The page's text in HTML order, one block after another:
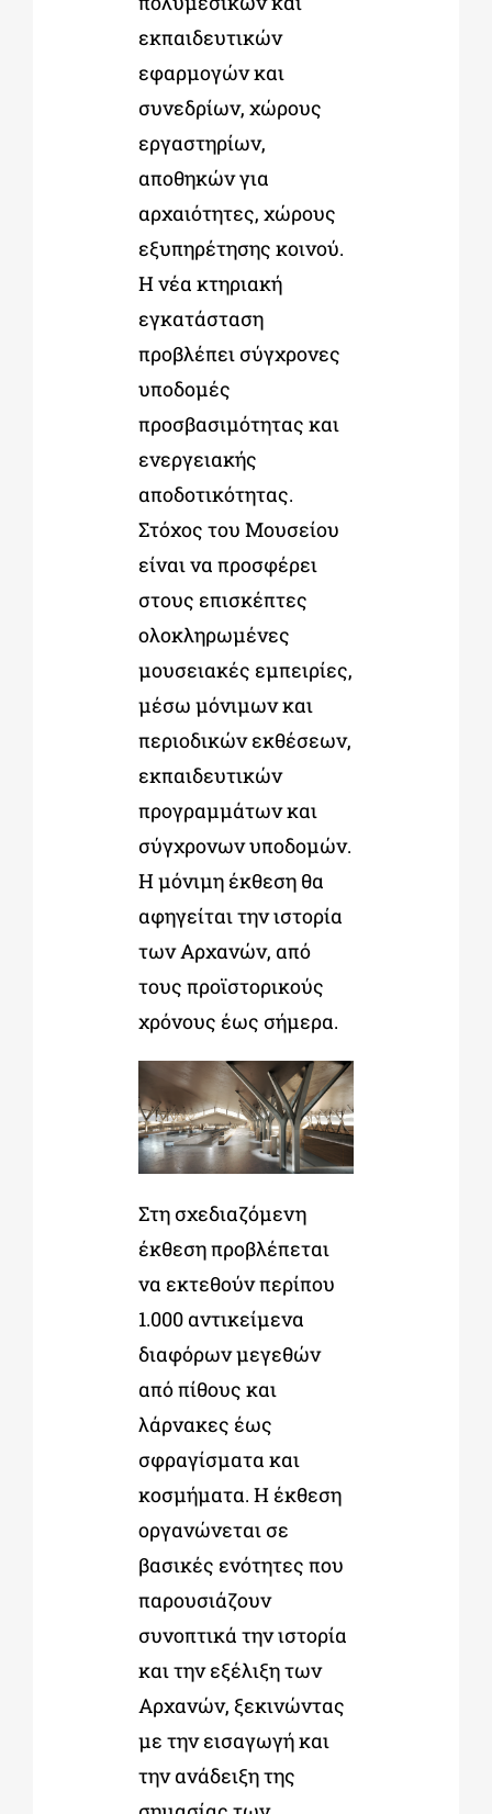
εκπαιδευτικών
εφαρμογών και
συνεδρίων, χώρους
εργαστηρίων,
αποθηκών για
αρχαιότητες, χώρους
εξυπηρέτησης κοινού.
Η νέα κτηριακή
εγκατάσταση
προβλέπει σύγχρονες
υποδομές
προσβασιμότητας και
ενεργειακής
αποδοτικότητας.
Στόχος του Μουσείου
είναι να προσφέρει
στους επισκέπτες
ολοκληρωμένες
μουσειακές εμπειρίες,
μέσω μόνιμων και
περιοδικών εκθέσεων,
εκπαιδευτικών
προγραμμάτων και
σύγχρονων υποδομών.
Η μόνιμη έκθεση θα
αφηγείται την ιστορία
των Αρχανών, από
τους προϊστορικούς
χρόνους έως σήμερα.
Στη σχεδιαζόμενη
έκθεση προβλέπεται
να εκτεθούν περίπου
1.000 αντικείμενα
διαφόρων μεγεθών
από πίθους και
λάρνακες έως
σφραγίσματα και
κοσμήματα. Η έκθεση
οργανώνεται σε
βασικές ενότητες που
παρουσιάζουν
συνοπτικά την ιστορία
και την εξέλιξη των
Αρχανών, ξεκινώντας
με την εισαγωγή και
την ανάδειξη της